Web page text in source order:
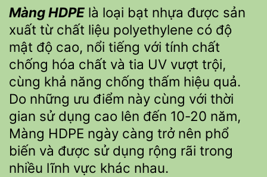
Màng HDPE là loại bạt nhựa được sản
xuất từ chất liệu polyethylene có độ
mật độ cao, nổi tiếng với tính chất
chống hóa chất và tia UV vượt trội,
cùng khả năng chống thấm hiệu quả.
Do những ưu điểm này cùng với thời
gian sử dụng cao lên đến 10-20 năm,
Màng HDPE ngày càng trở nên phổ
biến và được sử dụng rộng rãi trong
nhiều lĩnh vực khác nhau.